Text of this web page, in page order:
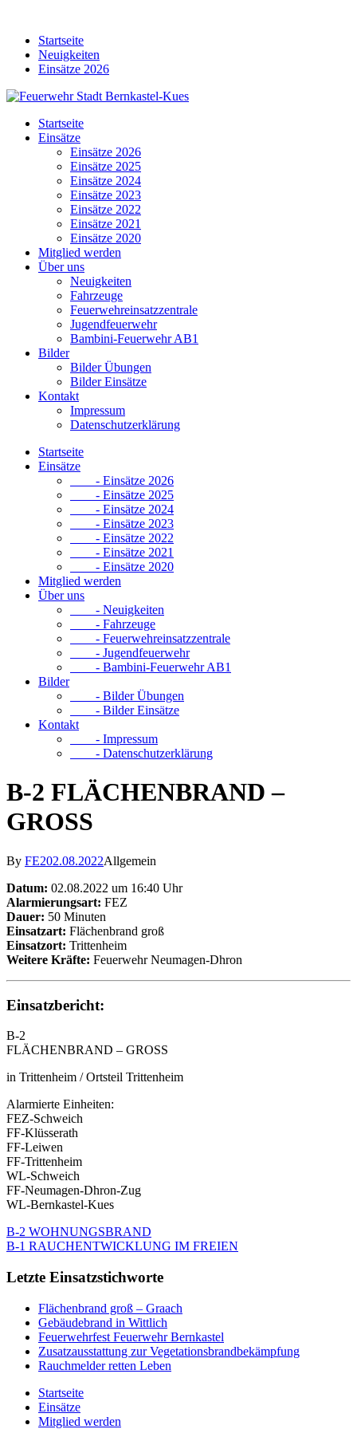
contentStartseite
Neuigkeiten
Einsätze 2026
Startseite
Einsätze
Einsätze 2026
Einsätze 2025
Einsätze 2024
Einsätze 2023
Einsätze 2022
Einsätze 2021
Einsätze 2020
Mitglied werden
Über uns
Neuigkeiten
Fahrzeuge
Feuerwehreinsatzzentrale
Jugendfeuerwehr
Bambini-Feuerwehr AB1
Bilder
Bilder Übungen
Bilder Einsätze
Kontakt
Impressum
Datenschutzerklärung
Startseite
Einsätze
- Einsätze 2026
- Einsätze 2025
- Einsätze 2024
- Einsätze 2023
- Einsätze 2022
- Einsätze 2021
- Einsätze 2020
Mitglied werden
Über uns
- Neuigkeiten
- Fahrzeuge
- Feuerwehreinsatzzentrale
- Jugendfeuerwehr
- Bambini-Feuerwehr AB1
Bilder
- Bilder Übungen
- Bilder Einsätze
Kontakt
- Impressum
- Datenschutzerklärung
B-2 FLÄCHENBRAND –
GROSS
By FE202.08.2022Allgemein
Datum: 02.08.2022 um 16:40 Uhr
Alarmierungsart: FEZ
Dauer: 50 Minuten
Einsatzart: Flächenbrand groß
Einsatzort: Trittenheim
Weitere Kräfte: Feuerwehr Neumagen-Dhron
Einsatzbericht:
B-2
FLÄCHENBRAND – GROSS
in Trittenheim / Ortsteil Trittenheim
Alarmierte Einheiten:
FEZ-Schweich
FF-Klüsserath
FF-Leiwen
FF-Trittenheim
WL-Schweich
FF-Neumagen-Dhron-Zug
WL-Bernkastel-Kues
B-2 WOHNUNGSBRAND
B-1 RAUCHENTWICKLUNG IM FREIEN
Letzte Einsatzstichworte
Flächenbrand groß – Graach
Gebäudebrand in Wittlich
Feuerwehrfest Feuerwehr Bernkastel
Zusatzausstattung zur Vegetationsbrandbekämpfung
Rauchmelder retten Leben
Startseite
Einsätze
Mitglied werden